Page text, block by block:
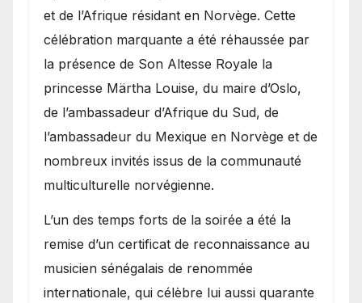
et de l’Afrique résidant en Norvège. Cette
célébration marquante a été réhaussée par
la présence de Son Altesse Royale la
princesse Märtha Louise, du maire d’Oslo,
de l’ambassadeur d’Afrique du Sud, de
l’ambassadeur du Mexique en Norvège et de
nombreux invités issus de la communauté
multiculturelle norvégienne.
​L’un des temps forts de la soirée a été la
remise d’un certificat de reconnaissance au
musicien sénégalais de renommée
internationale, qui célèbre lui aussi quarante